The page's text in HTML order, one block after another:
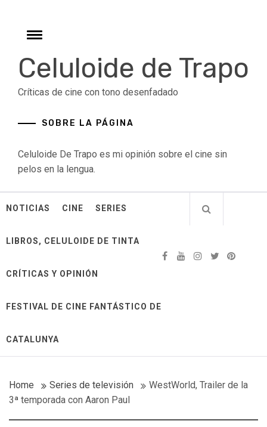
contentToggle
Celuloide de Trapo
Críticas de cine con tono desenfadado
SOBRE LA PÁGINA
Celuloide De Trapo es mi opinión sobre el cine sin
pelos en la lengua.
NOTICIAS CINE SERIES
LIBROS, CELULOIDE DE TINTA
CRÍTICAS Y OPINIÓN
FESTIVAL DE CINE FANTÁSTICO DE
CATALUNYA
Home Series de televisión
WestWorld, Trailer de la
3ª temporada con Aaron Paul